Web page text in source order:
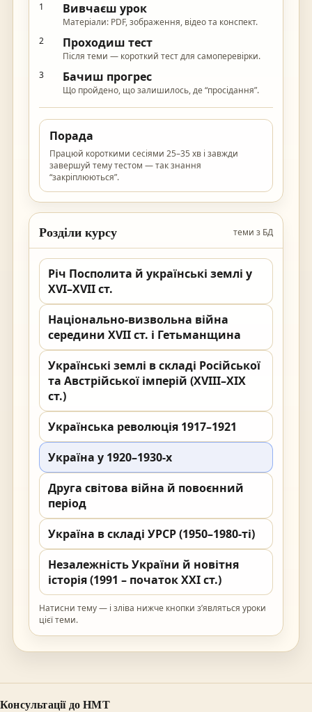
1 Вивчаєш урок
Матеріали: PDF, зображення, відео та конспект.
2
Проходиш тест
Після теми — короткий тест для самоперевірки.
3
Бачиш прогрес
Що пройдено, що залишилось, де “просідання”.
Порада
Працюй короткими сесіями 25–35 хв і завжди
завершуй тему тестом — так знання
“закріплюються”.
Розділи курсу теми з БД
Річ Посполита й українські землі у
XVI–XVII ст.
Національно-визвольна війна
середини XVII ст. і Гетьманщина
Українські землі в складі Російської
та Австрійської імперій (XVIII–XIX
ст.)
Українська революція 1917–1921
Україна у 1920–1930-х
Друга світова війна й повоєнний
період
Україна в складі УРСР (1950–1980-ті)
Незалежність України й новітня
історія (1991 – початок XXI ст.)
Натисни тему — і зліва нижче кнопки з’являться уроки
цієї теми.
Консультації до НМТ